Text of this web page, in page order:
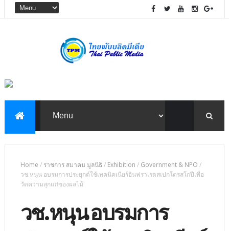
Home / ราชการ สมาคม มูลนิธิ / Exhibition / Government & NPO /
วช.หนุน อบรมการประยุกต์ใช้เทคนิคเนียร์อินฟราเรดสเปกโตรสโกปีเพื่อ
วัดความสุกแก่ของผลไม้
วช.หนุน อบรมการ